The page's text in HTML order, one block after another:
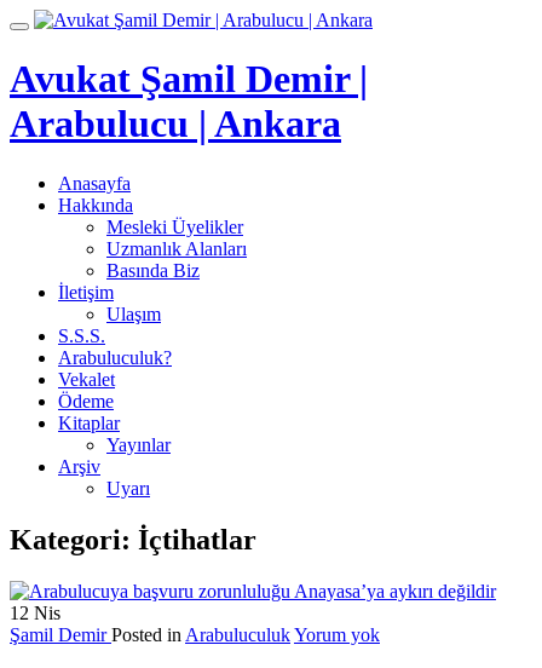
İçeriğe
Toggle
Avukat Şamil Demir |
Arabulucu | Ankara
Anasayfa
Hakkında
Mesleki Üyelikler
Uzmanlık Alanları
Basında Biz
İletişim
Ulaşım
S.S.S.
Arabuluculuk?
Vekalet
Ödeme
Kitaplar
Yayınlar
Arşiv
Uyarı
Kategori: İçtihatlar
12 Nis
Şamil DemirPosted in ArabuluculukYorum yok